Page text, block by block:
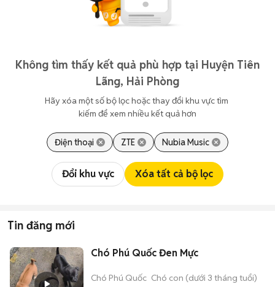
Không tìm thấy kết quả phù hợp tại Huyện Tiên
Lãng, Hải Phòng
Hãy xóa một số bộ lọc hoặc thay đổi khu vực tìm
kiếm để xem nhiều kết quả hơn
Điện thoại ZTE Nubia Music
Đổi khu vực Xóa tất cả bộ lọc
Tin đăng mới
Chó Phú Quốc Đen Mực
Chó Phú Quốc Chó con (dưới 3 tháng tuổi)